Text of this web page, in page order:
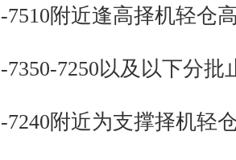
附近逢高择机轻仓
7250以及以下分批
附近为支撑择机轻